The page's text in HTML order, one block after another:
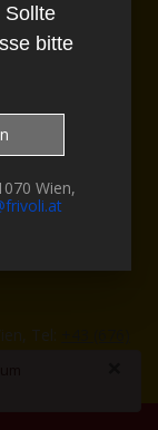
das
dies
Tel:
Sollte
bitte
Wien,